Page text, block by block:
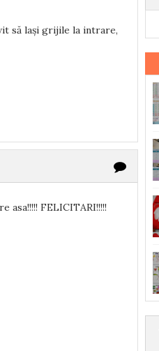
să lași grijile la intrare,
FELICITARI!!!!!